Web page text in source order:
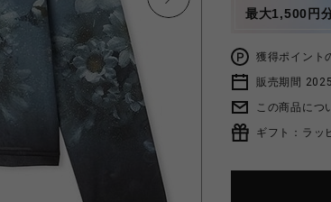
最大1,500円
獲得ポイント
販売期間
この商品につ
ギフト：ラッ